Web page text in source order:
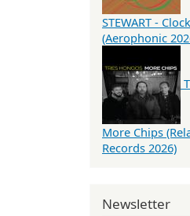
STEWART -
(Aerophonic
More Chips
Records 2026)
Newsletter